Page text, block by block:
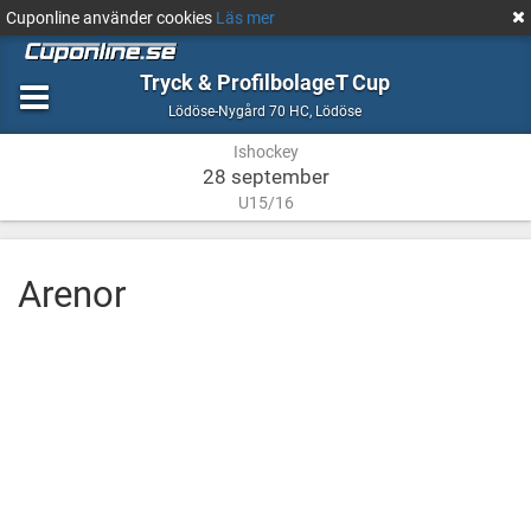
Cuponline använder cookies Läs mer
Tryck & ProfilbolageT Cup
Lödöse-Nygård 70 HC, Ishockey
LödöseLödöse
Ishockey
28 september
U15/16
Arenor